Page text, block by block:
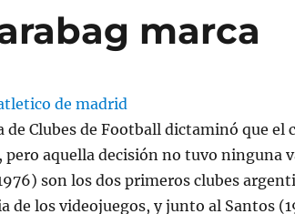
marca
de Clubes de Football dictaminó que el
pero aquella decisión no tuvo ninguna
son los dos primeros clubes
de los videojuegos, y junto al Santos